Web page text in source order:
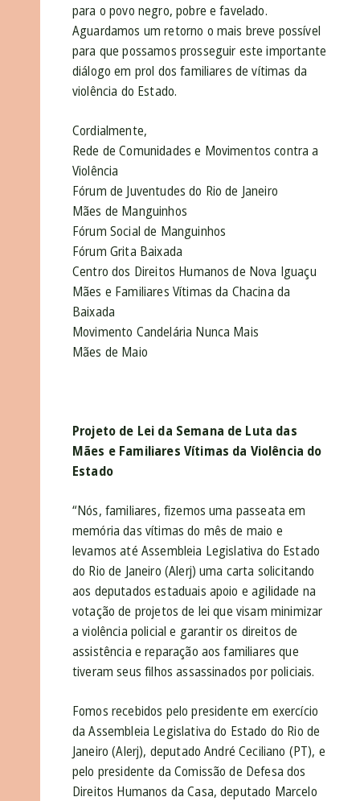
para o povo negro, pobre e favelado.
Aguardamos um retorno o mais breve possível
para que possamos prosseguir este importante
diálogo em prol dos familiares de vítimas da
violência do Estado.
Cordialmente,
Rede de Comunidades e Movimentos contra a
Violência
Fórum de Juventudes do Rio de Janeiro
Mães de Manguinhos
Fórum Social de Manguinhos
Fórum Grita Baixada
Centro dos Direitos Humanos de Nova Iguaçu
Mães e Familiares Vítimas da Chacina da
Baixada
Movimento Candelária Nunca Mais
Mães de Maio
Projeto de Lei da Semana de Luta das
Mães e Familiares Vítimas da Violência do
Estado
“Nós, familiares, fizemos uma passeata em
memória das vítimas do mês de maio e
levamos até Assembleia Legislativa do Estado
do Rio de Janeiro (Alerj) uma carta solicitando
aos deputados estaduais apoio e agilidade na
votação de projetos de lei que visam minimizar
a violência policial e garantir os direitos de
assistência e reparação aos familiares que
tiveram seus filhos assassinados por policiais.
Fomos recebidos pelo presidente em exercício
da Assembleia Legislativa do Estado do Rio de
Janeiro (Alerj), deputado André Ceciliano (PT), e
pelo presidente da Comissão de Defesa dos
Direitos Humanos da Casa, deputado Marcelo